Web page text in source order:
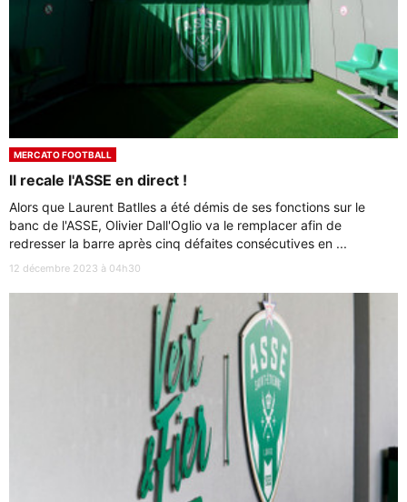
MERCATO FOOTBALL
Il recale l'ASSE en direct !
Alors que Laurent Batlles a été démis de ses fonctions sur le
banc de l'ASSE, Olivier Dall'Oglio va le remplacer afin de
redresser la barre après cinq défaites consécutives en ...
12 décembre 2023 à 04h30